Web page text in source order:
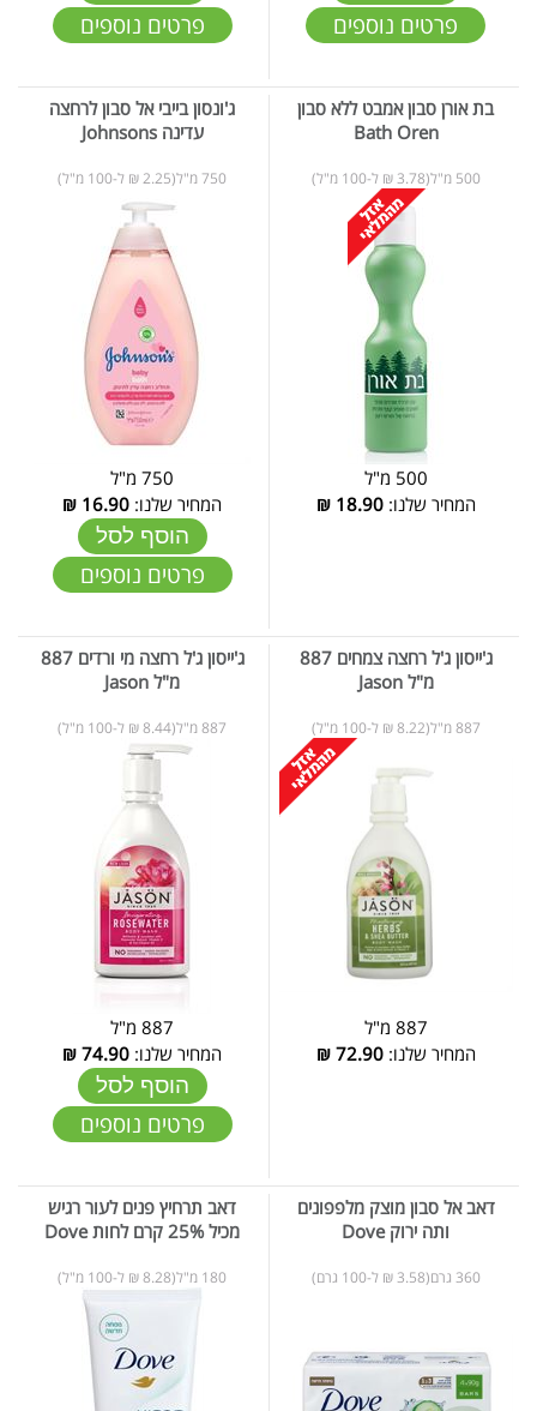
פרטים נוספים פרטים נוספים
בת אורן סבון אמבט ללא סבון
Bath Oren
500 מ"ל(3.78 ₪ ל-100 מ"ל)
500 מ"ל
המחיר שלנו:18.90
₪
ג'ונסון בייבי אל סבון לרחצה
עדינה Johnsons
750 מ"ל(2.25 ₪ ל-100 מ"ל)
750 מ"ל
המחיר שלנו: 16.90
₪
הוסף לסל
פרטים נוספים
ג'ייסון ג'ל רחצה צמחים 887
מ"ל Jason
887 מ"ל(8.22 ₪ ל-100 מ"ל)
887 מ"ל
המחיר שלנו:72.90
₪
ג'ייסון ג'ל רחצה מי ורדים 887
מ"ל Jason
887 מ"ל(8.44 ₪ ל-100 מ"ל)
887 מ"ל
המחיר שלנו: 74.90
₪
הוסף לסל
פרטים נוספים
דאב אל סבון מוצק מלפפונים
ותה ירוק Dove
360 גרם(3.58 ₪ ל-100 גרם)
דאב תרחיץ פנים לעור רגיש
מכיל 25% קרם לחות Dove
180 מ"ל(8.28 ₪ ל-100 מ"ל)